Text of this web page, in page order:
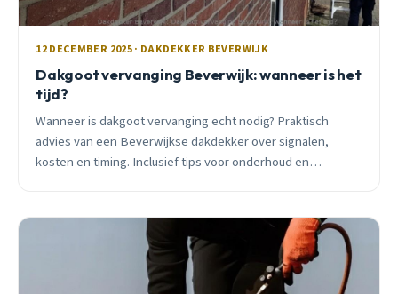
12 DECEMBER 2025 · DAKDEKKER BEVERWIJK
Dakgoot vervanging Beverwijk: wanneer is het
tijd?
Wanneer is dakgoot vervanging echt nodig? Praktisch
advies van een Beverwijkse dakdekker over signalen,
kosten en timing. Inclusief tips voor onderhoud en